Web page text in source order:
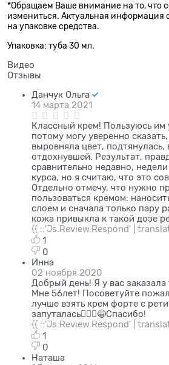
*Обращаем Ваше внимание на то, что
измениться. Актуальная информация
на упаковке средства.
Упаковка: туба 30 мл.
Видео
Отзывы
Данчук Ольга
14 марта 2021
Классный крем! Пользуюсь им
потому могу уверенно
выровняла цвет, подтянулась,
отдохнувшей. Результат,
сравнительно недавно,
курса, но я считаю, что это
Отдельно отмечу, что нужно
пользоваться кремом:
слоем и сначала только пару
кожа привыкла к такой дозе
{{ ::'Js.Review.Respond' |
1
0
Инна
02 ноября 2020
Добрый день! Я у вас заказала
Мне 56лет! Посоветуйте
лучше взять крем форте с
запуталась🤷🏻‍♀️😂Спасибо!
{{ ::'Js.Review.Respond' |
1
0
Наташа